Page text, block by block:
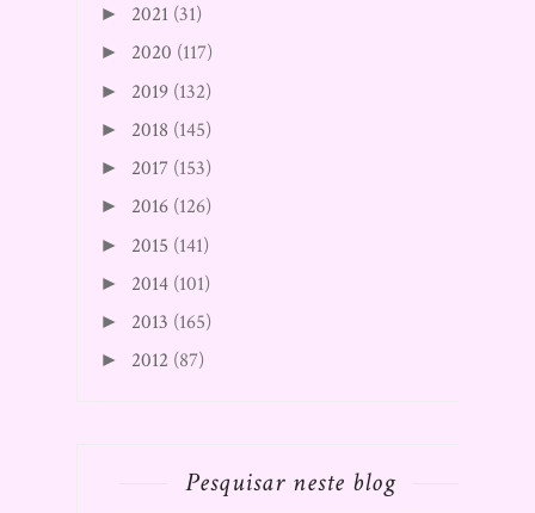
► 2021 (31)
► 2020 (117)
► 2019 (132)
► 2018 (145)
► 2017 (153)
► 2016 (126)
► 2015 (141)
► 2014 (101)
► 2013 (165)
► 2012 (87)
Pesquisar neste blog